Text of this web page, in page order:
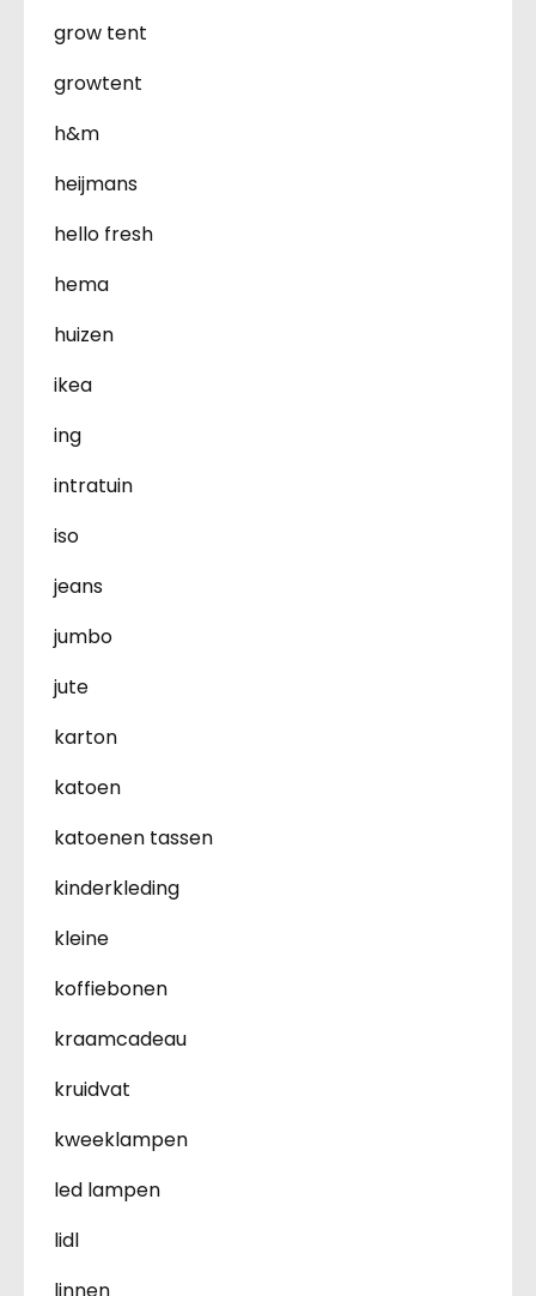
grow tent
growtent
h&m
heijmans
hello fresh
hema
huizen
ikea
ing
intratuin
iso
jeans
jumbo
jute
karton
katoen
katoenen tassen
kinderkleding
kleine
koffiebonen
kraamcadeau
kruidvat
kweeklampen
led lampen
lidl